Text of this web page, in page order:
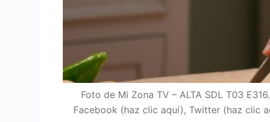
Foto de Mi Zona TV – ALTA SDL T03
Facebook (haz clic aquí), Twitter (haz clic